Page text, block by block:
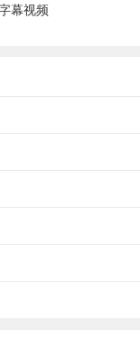
幕视频